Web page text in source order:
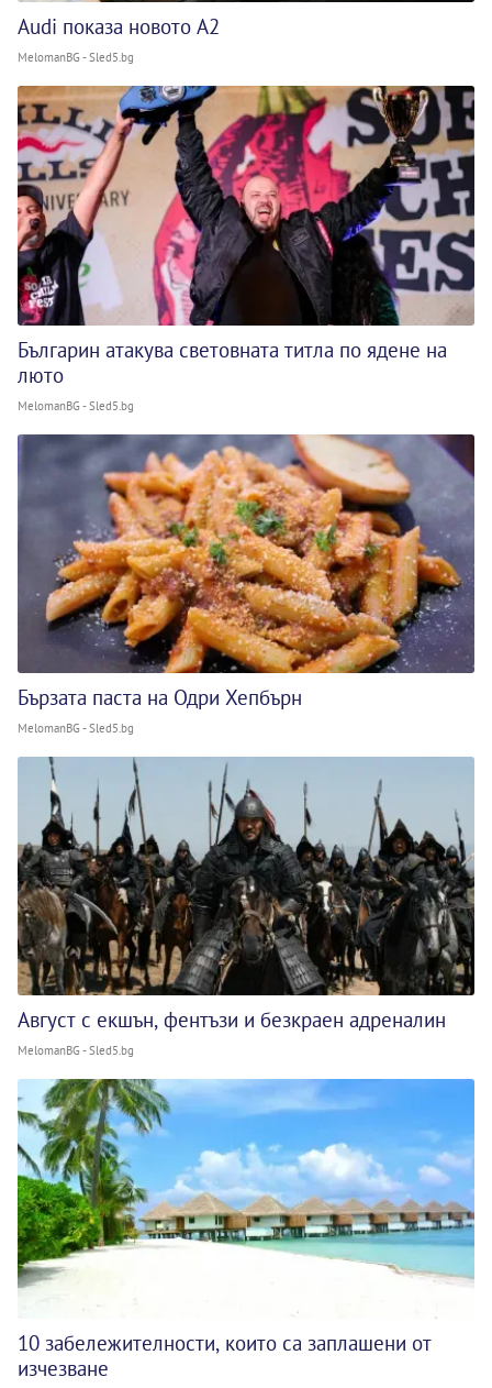
Audi показа новото A2
MelomanBG - Sled5.bg
Българин атакува световната титла по ядене на
люто
MelomanBG - Sled5.bg
Бързата паста на Одри Хепбърн
MelomanBG - Sled5.bg
Август с екшън, фентъзи и безкраен адреналин
MelomanBG - Sled5.bg
10 забележителности, които са заплашени от
изчезване